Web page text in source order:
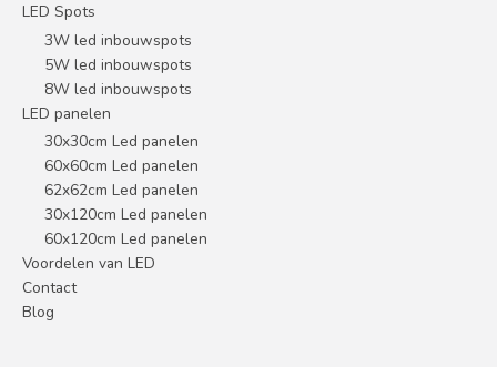
LED Spots
3W led inbouwspots
5W led inbouwspots
8W led inbouwspots
LED panelen
30x30cm Led panelen
60x60cm Led panelen
62x62cm Led panelen
30x120cm Led panelen
60x120cm Led panelen
Voordelen van LED
Contact
Blog